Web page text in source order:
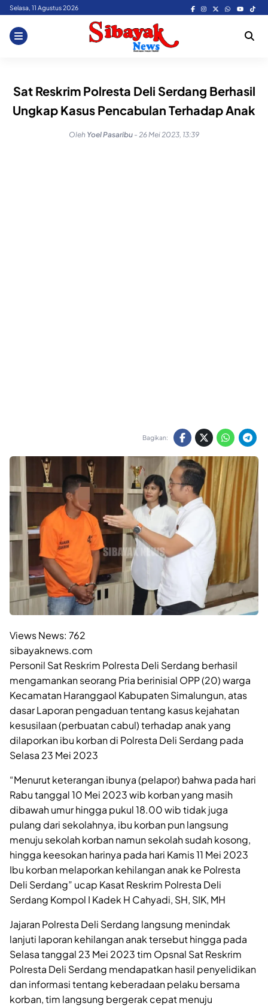
Skip
content
Selasa, 11 Agustus 2026
Sat Reskrim Polresta Deli Serdang Berhasil
Ungkap Kasus Pencabulan Terhadap Anak
Oleh Yoel Pasaribu - 26 Mei 2023, 13:39
Bagikan:
Views News: 762
sibayaknews.com
Personil Sat Reskrim Polresta Deli Serdang berhasil
mengamankan seorang Pria berinisial OPP (20) warga
Kecamatan Haranggaol Kabupaten Simalungun, atas
dasar Laporan pengaduan tentang kasus kejahatan
kesusilaan (perbuatan cabul) terhadap anak yang
dilaporkan ibu korban di Polresta Deli Serdang pada
Selasa 23 Mei 2023
“Menurut keterangan ibunya (pelapor) bahwa pada hari
Rabu tanggal 10 Mei 2023 wib korban yang masih
dibawah umur hingga pukul 18.00 wib tidak juga
pulang dari sekolahnya, ibu korban pun langsung
menuju sekolah korban namun sekolah sudah kosong,
hingga keesokan harinya pada hari Kamis 11 Mei 2023
Ibu korban melaporkan kehilangan anak ke Polresta
Deli Serdang” ucap Kasat Reskrim Polresta Deli
Serdang Kompol I Kadek H Cahyadi, SH, SIK, MH
Jajaran Polresta Deli Serdang langsung menindak
lanjuti laporan kehilangan anak tersebut hingga pada
Selasa tanggal 23 Mei 2023 tim Opsnal Sat Reskrim
Polresta Deli Serdang mendapatkan hasil penyelidikan
dan informasi tentang keberadaan pelaku bersama
korban, tim langsung bergerak cepat menuju